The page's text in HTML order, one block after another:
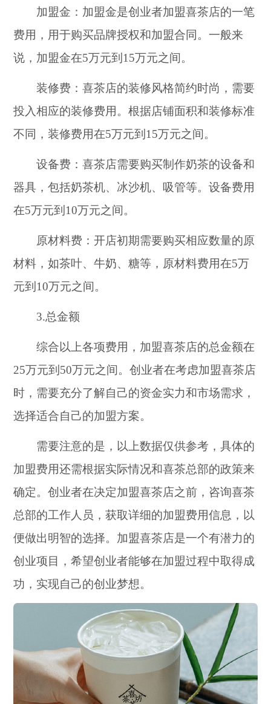
加盟金：加盟金是创业者加盟喜茶店的一笔
费用，用于购买品牌授权和加盟合同。一般来
说，加盟金在5万元到15万元之间。
装修费：喜茶店的装修风格简约时尚，需要
投入相应的装修费用。根据店铺面积和装修标准
不同，装修费用在5万元到15万元之间。
设备费：喜茶店需要购买制作奶茶的设备和
器具，包括奶茶机、冰沙机、吸管等。设备费用
在5万元到10万元之间。
原材料费：开店初期需要购买相应数量的原
材料，如茶叶、牛奶、糖等，原材料费用在5万
元到10万元之间。
3.总金额
综合以上各项费用，加盟喜茶店的总金额在
25万元到50万元之间。创业者在考虑加盟喜茶店
时，需要充分了解自己的资金实力和市场需求，
选择适合自己的加盟方案。
需要注意的是，以上数据仅供参考，具体的
加盟费用还需根据实际情况和喜茶总部的政策来
确定。创业者在决定加盟喜茶店之前，咨询喜茶
总部的工作人员，获取详细的加盟费用信息，以
便做出明智的选择。加盟喜茶店是一个有潜力的
创业项目，希望创业者能够在加盟过程中取得成
功，实现自己的创业梦想。